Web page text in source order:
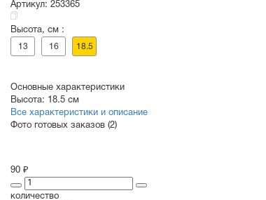
СУВЕНИРЫ
Артикул: 253365
Высота, см :
13 16 18.5
Основные характеристики
Высота: 18.5 см
Все характеристики и описание
Фото готовых заказов (2)
90 ₽
количество